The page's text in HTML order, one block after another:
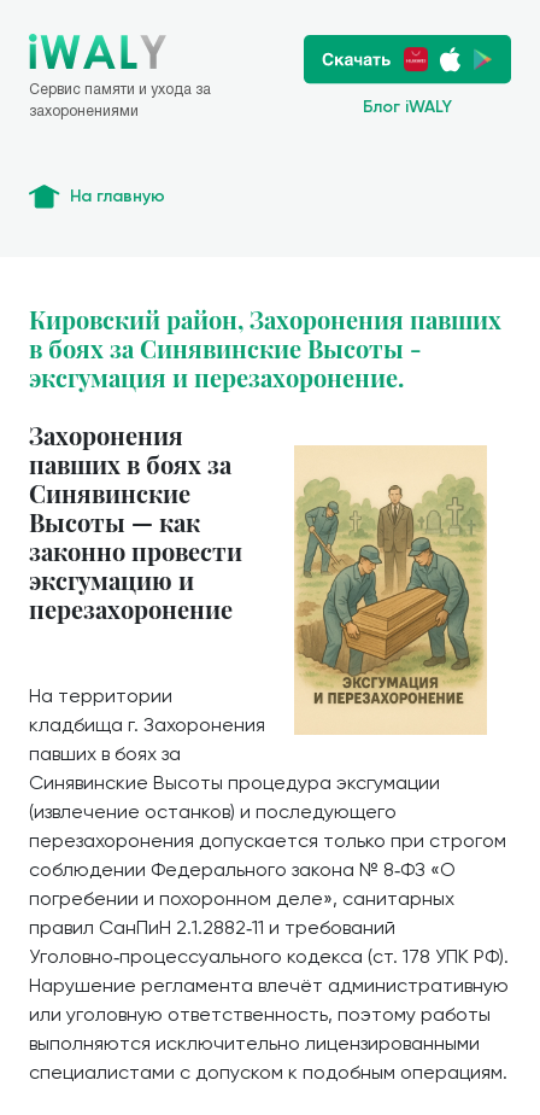
Сервис памяти и ухода за
захоронениями
Блог iWALY
На главную
Кировский район, Захоронения павших
в боях за Синявинские Высоты -
эксгумация и перезахоронение.
Захоронения
павших в боях за
Синявинские
Высоты — как
законно провести
эксгумацию и
перезахоронение
На территории
кладбища г. Захоронения
павших в боях за
Синявинские Высоты процедура эксгумации
(извлечение останков) и последующего
перезахоронения допускается только при строгом
соблюдении Федерального закона № 8‑ФЗ «О
погребении и похоронном деле», санитарных
правил СанПиН 2.1.2882‑11 и требований
Уголовно‑процессуального кодекса (ст. 178 УПК РФ).
Нарушение регламента влечёт административную
или уголовную ответственность, поэтому работы
выполняются исключительно лицензированными
специалистами с допуском к подобным операциям.